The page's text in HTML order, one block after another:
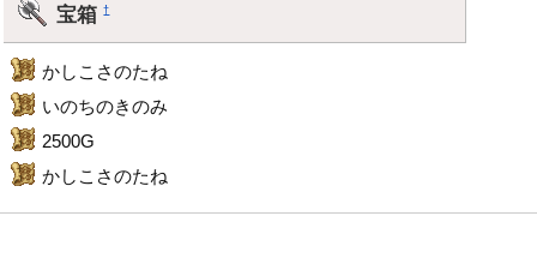
宝箱†
かしこさのたね
いのちのきのみ
2500G
かしこさのたね